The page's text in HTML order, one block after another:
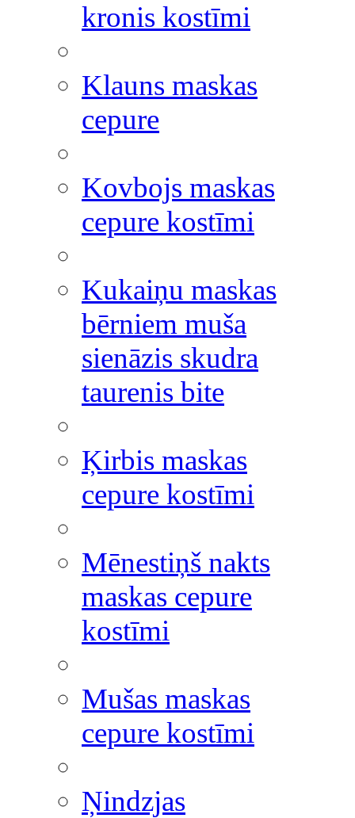
kronis kostīmi
Klauns maskas
cepure
Kovbojs maskas
cepure kostīmi
Kukaiņu maskas
bērniem muša
sienāzis skudra
taurenis bite
Ķirbis maskas
cepure kostīmi
Mēnestiņš nakts
maskas cepure
kostīmi
Mušas maskas
cepure kostīmi
Ņindzjas